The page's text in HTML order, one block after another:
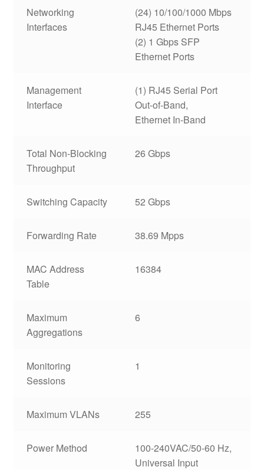
Networking
Interfaces
(24) 10/100/1000 Mbps
RJ45 Ethernet Ports
(2) 1 Gbps SFP
Ethernet Ports
Management
Interface
(1) RJ45 Serial Port
Out-of-Band,
Ethernet In-Band
Total Non-Blocking
Throughput
26 Gbps
Switching Capacity 52 Gbps
Forwarding Rate 38.69 Mpps
MAC Address
Table
16384
Maximum
Aggregations
6
Monitoring
Sessions
1
Maximum VLANs 255
Power Method
100-240VAC/50-60 Hz,
Universal Input